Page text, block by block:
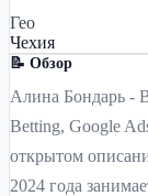
Гео
Чехия
📝 Обзор
Алина Бондарь -
Betting, Google
открытом
2024 года